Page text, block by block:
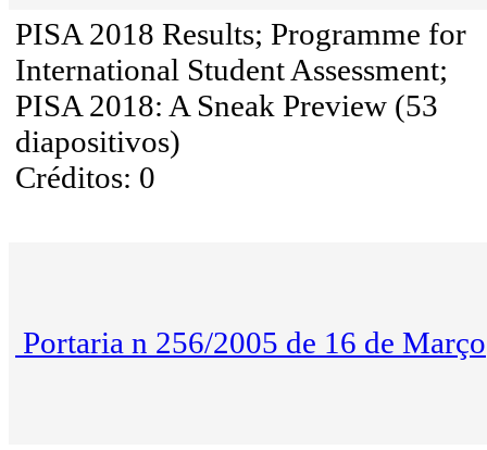
PISA 2018 Results; Programme for
International Student Assessment;
PISA 2018: A Sneak Preview (53
diapositivos)
Créditos: 0
Portaria n 256/2005 de 16 de Março